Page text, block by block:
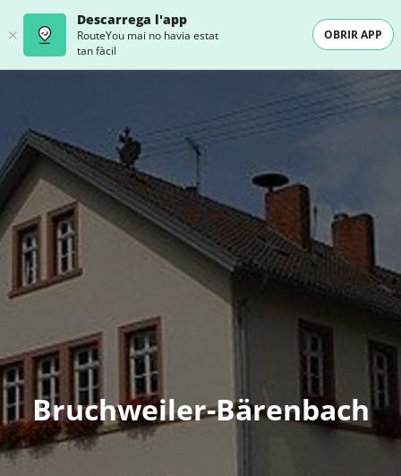
Descarrega l'app
RouteYou mai no havia estat
tan fàcil
OBRIR APP
Bruchweiler-Bärenbach